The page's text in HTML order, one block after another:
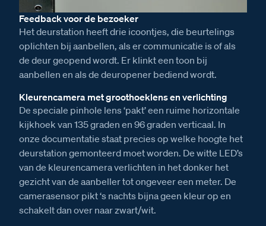
Feedback voor de bezoeker
Het deurstation heeft drie icoontjes, die beurtelings
oplichten bij aanbellen, als er communicatie is of als
de deur geopend wordt. Er klinkt een toon bij
aanbellen en als de deuropener bediend wordt.
Kleurencamera met groothoeklens en verlichting
De speciale pinhole lens ‘pakt’ een ruime horizontale
kijkhoek van 135 graden en 96 graden verticaal. In
onze documentatie staat precies op welke hoogte het
deurstation gemonteerd moet worden. De witte LED’s
van de kleurencamera verlichten in het donker het
gezicht van de aanbeller tot ongeveer een meter. De
camerasensor pikt ‘s nachts bijna geen kleur op en
schakelt dan over naar zwart/wit.